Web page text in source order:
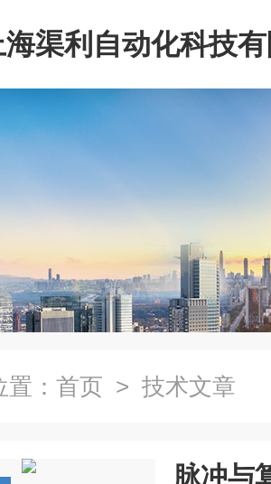
海渠利自动化科技
： 首页 > 技术文章